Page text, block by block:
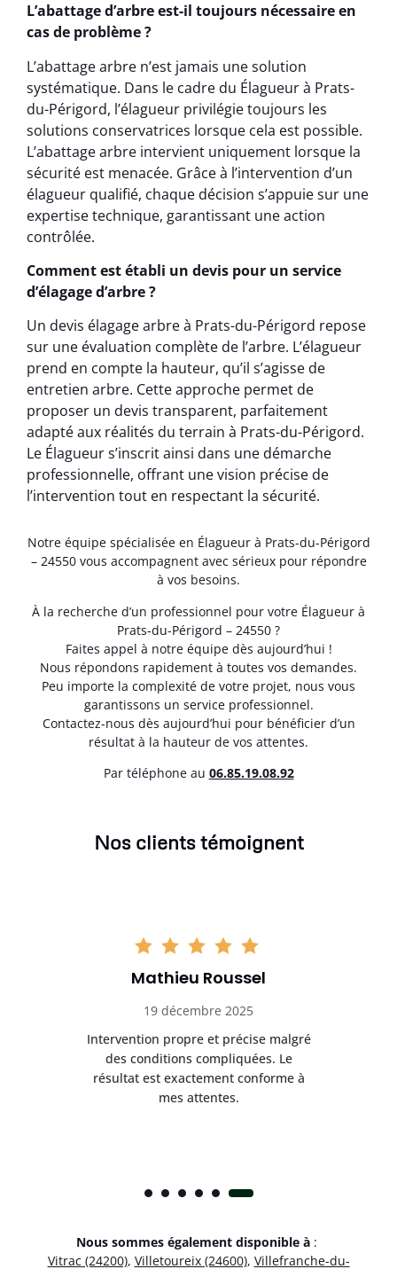
L’abattage d’arbre est-il toujours nécessaire en
cas de problème ?
L’abattage arbre n’est jamais une solution
systématique. Dans le cadre du Élagueur à Prats-
du-Périgord, l’élagueur privilégie toujours les
solutions conservatrices lorsque cela est possible.
L’abattage arbre intervient uniquement lorsque la
sécurité est menacée. Grâce à l’intervention d’un
élagueur qualifié, chaque décision s’appuie sur une
expertise technique, garantissant une action
contrôlée.
Comment est établi un devis pour un service
d’élagage d’arbre ?
Un devis élagage arbre à Prats-du-Périgord repose
sur une évaluation complète de l’arbre. L’élagueur
prend en compte la hauteur, qu’il s’agisse de
entretien arbre. Cette approche permet de
proposer un devis transparent, parfaitement
adapté aux réalités du terrain à Prats-du-Périgord.
Le Élagueur s’inscrit ainsi dans une démarche
professionnelle, offrant une vision précise de
l’intervention tout en respectant la sécurité.
Notre équipe spécialisée en Élagueur à Prats-du-Périgord
– 24550 vous accompagnent avec sérieux pour répondre
à vos besoins.
À la recherche d’un professionnel pour votre Élagueur à
Prats-du-Périgord – 24550 ?
Faites appel à notre équipe dès aujourd’hui !
Nous répondons rapidement à toutes vos demandes.
Peu importe la complexité de votre projet, nous vous
garantissons un service professionnel.
Contactez-nous dès aujourd’hui pour bénéficier d’un
résultat à la hauteur de vos attentes.
Par téléphone au 06.85.19.08.92
Nos clients témoignent
Mathieu Roussel
19 décembre 2025
Intervention propre et précise malgré
des conditions compliquées. Le
résultat est exactement conforme à
mes attentes.
Nous sommes également disponible à :
Vitrac (24200), Villetoureix (24600), Villefranche-du-